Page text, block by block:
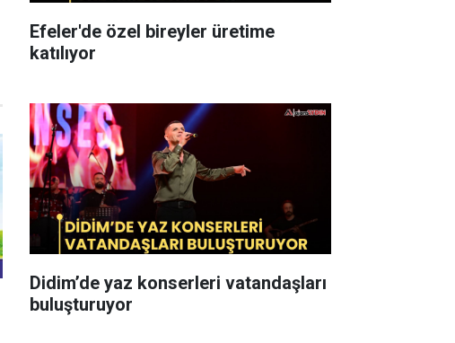
Efeler'de özel bireyler üretime
katılıyor
Didim’de yaz konserleri vatandaşları
buluşturuyor